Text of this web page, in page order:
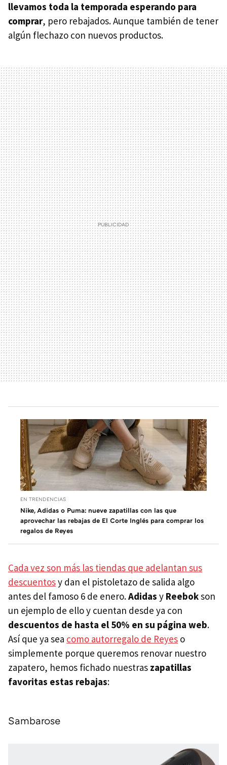
llevamos toda la temporada esperando para
comprar, pero rebajados. Aunque también de tener
algún flechazo con nuevos productos.
EN TRENDENCIAS
Nike, Adidas o Puma: nueve zapatillas con las que
aprovechar las rebajas de El Corte Inglés para comprar los
regalos de Reyes
Cada vez son más las tiendas que adelantan sus
descuentosy dan el pistoletazo de salida algo
antes del famoso 6 de enero.Adidas y Reebokson
un ejemplo de ello y cuentan desde ya con
descuentos de hasta el 50% en su página web.
Así que ya sea como autorregalo de Reyes o
simplemente porque queremos renovar nuestro
zapatero, hemos fichado nuestras zapatillas
favoritas estas rebajas:
Sambarose